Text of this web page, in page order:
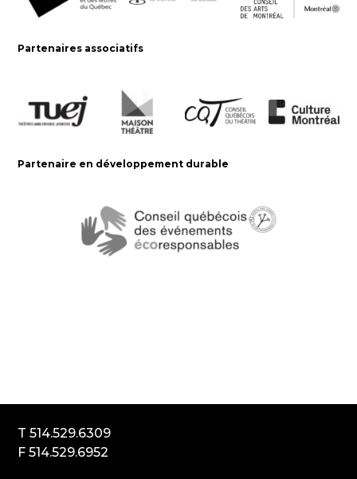
Partenaires associatifs
Partenaire en développement durable
T 514.529.6309
F 514.529.6952